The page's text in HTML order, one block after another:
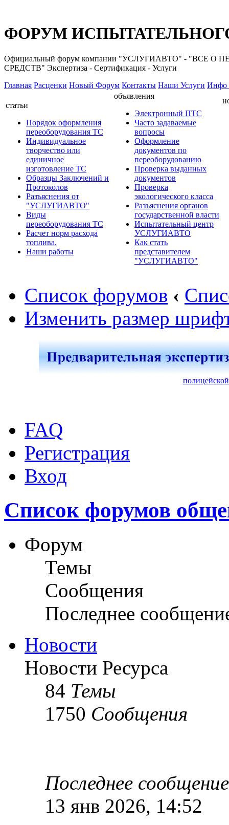
ФОРУМ
Официальный форум компании "УСЛУГИАВТО" -
СРЕДСТВ" Экспертиза - Сертификация - Услуги
Главная Расценки Новый Форум Контакты Наши Услуги Инфо
статьи
Порядок оформления
переоборудования ТС
Индивидуальное
творчество или
единичное
изготовление ТС
Образцы Заключений и
Протоколов
Разъяснения от
"УСЛУГИАВТО"
Виды
переоборудования ТС
Расчет норм расхода
топлива.
Наши работы
объявления
Электронный ПТС
Часто задаваемые
вопросы
Оформление
документов по
переоборудованию
Проверка выданных
документов
Проверка
экологического класса
Разъяснения органов
государственной власти
Испытательный центр
УСЛУГИАВТО
Как стать
представителем
"УСЛУГИАВТО"
Список форумов ‹
Изменить размер
FAQ
Регистрация
Вход
Список форумов
Форум
Темы
Сообщения
Последнее
Новости
Новости Ресурса
84 Темы
1750 Сообщения
Последнее сообщение
13 янв 2026, 14:52